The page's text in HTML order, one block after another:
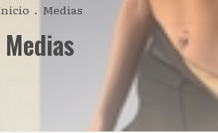
. Medias
Medias